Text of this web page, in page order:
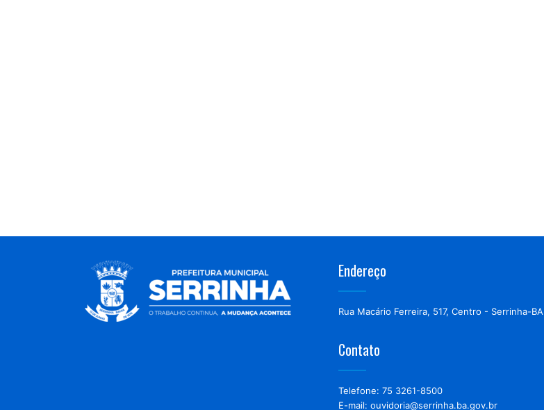
Endereço
Rua Macário Ferreira, 517, Centro - Serrinha-BA
Contato
Telefone: 75 3261-8500
E-mail: ouvidoria@serrinha.ba.gov.br